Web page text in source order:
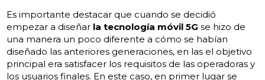
Es importante destacar que cuando se decidió
empezar a diseñar la tecnología móvil 5G se hizo de
una manera un poco diferente a cómo se habían
diseñado las anteriores generaciones, en las el objetivo
principal era satisfacer los requisitos de las operadoras y
los usuarios finales. En este caso, en primer lugar se